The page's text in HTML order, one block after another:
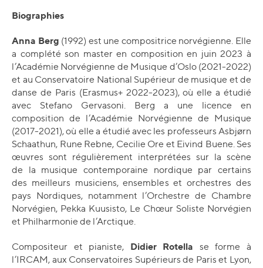
Biographies
Anna Berg (1992) est une compositrice norvégienne. Elle
a complété son master en composition en juin 2023 à
l’Académie Norvégienne de Musique d’Oslo (2021-2022)
et au Conservatoire National Supérieur de musique et de
danse de Paris (Erasmus+ 2022-2023), où elle a étudié
avec Stefano Gervasoni. Berg a une licence en
composition de l’Académie Norvégienne de Musique
(2017-2021), où elle a étudié avec les professeurs Asbjørn
Schaathun, Rune Rebne, Cecilie Ore et Eivind Buene. Ses
œuvres sont régulièrement interprétées sur la scène
de la musique contemporaine nordique par certains
des meilleurs musiciens, ensembles et orchestres des
pays Nordiques, notamment l’Orchestre de Chambre
Norvégien, Pekka Kuusisto, Le Chœur Soliste Norvégien
et Philharmonie de l’Arctique.
Compositeur et pianiste, Didier Rotella se forme à
l’IRCAM, aux Conservatoires Supérieurs de Paris et Lyon,